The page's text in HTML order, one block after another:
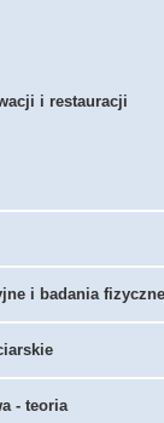
i restauracji
i badania fizyczne
- teoria